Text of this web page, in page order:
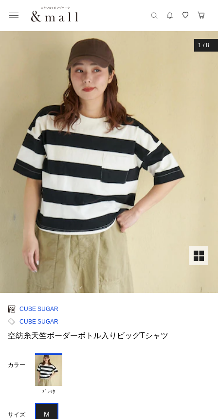
1 /8
CUBE SUGAR
CUBE SUGAR
空紡糸天竺ボーダーボトル入りビッグTシャツ
カラー
ﾌﾞﾗｯｸ
サイズ M